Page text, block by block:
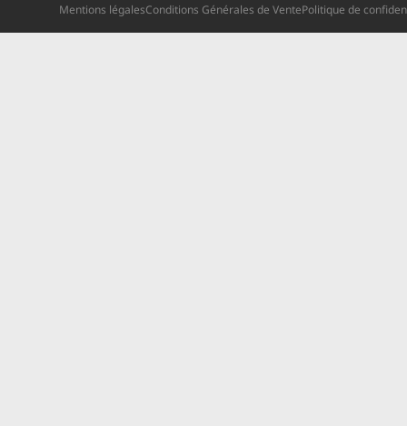
Mentions légalesConditions Générales de VentePolitique de